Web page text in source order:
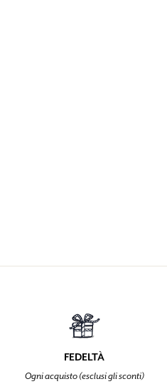
FEDELTÀ
Ogni acquisto (esclusi gli sconti)